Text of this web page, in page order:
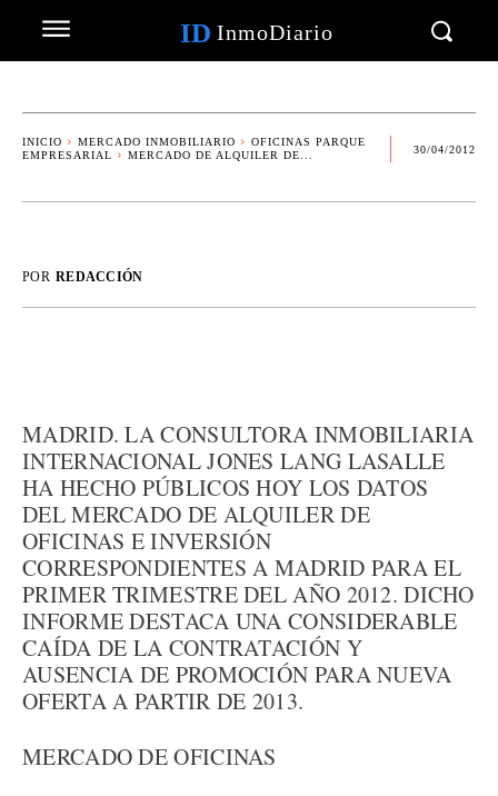
ID InmoDiario
INICIO MERCADO INMOBILIARIO
OFICINAS PARQUE
EMPRESARIAL
MERCADO DE ALQUILER DE...
30/04/2012
POR REDACCIÓN
MADRID. LA CONSULTORA INMOBILIARIA
INTERNACIONAL JONES LANG LASALLE
HA HECHO PÚBLICOS HOY LOS DATOS
DEL MERCADO DE ALQUILER DE
OFICINAS E INVERSIÓN
CORRESPONDIENTES A MADRID PARA EL
PRIMER TRIMESTRE DEL AÑO 2012. DICHO
INFORME DESTACA UNA CONSIDERABLE
CAÍDA DE LA CONTRATACIÓN Y
AUSENCIA DE PROMOCIÓN PARA NUEVA
OFERTA A PARTIR DE 2013.
MERCADO DE OFICINAS